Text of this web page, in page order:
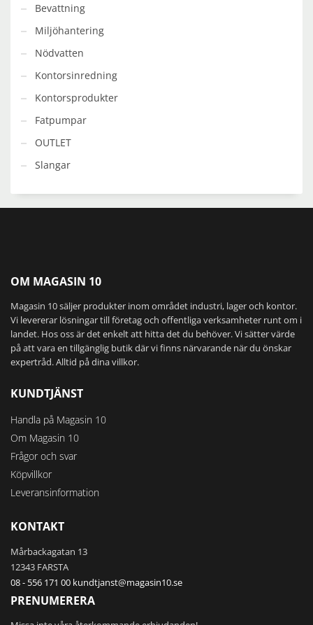
Bevattning
Miljöhantering
Nödvatten
Kontorsinredning
Kontorsprodukter
Fatpumpar
OUTLET
Slangar
OM MAGASIN 10
Magasin 10 säljer produkter inom området industri, lager och kontor.
Vi levererar lösningar till företag och offentliga verksamheter runt om i
landet. Hos oss är det enkelt att hitta det du behöver. Vi sätter värde
på att vara en tillgänglig butik där vi finns närvarande när du önskar
expertråd. Alltid på dina villkor.
KUNDTJÄNST
Handla på Magasin 10
Om Magasin 10
Frågor och svar
Köpvillkor
Leveransinformation
KONTAKT
Mårbackagatan 13
12343 FARSTA
08 - 556 171 00 kundtjanst@magasin10.se
PRENUMERERA